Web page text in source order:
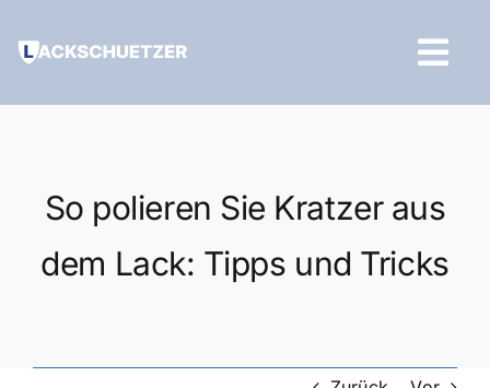
Inhalt
So polieren Sie Kratzer aus
dem Lack: Tipps und Tricks